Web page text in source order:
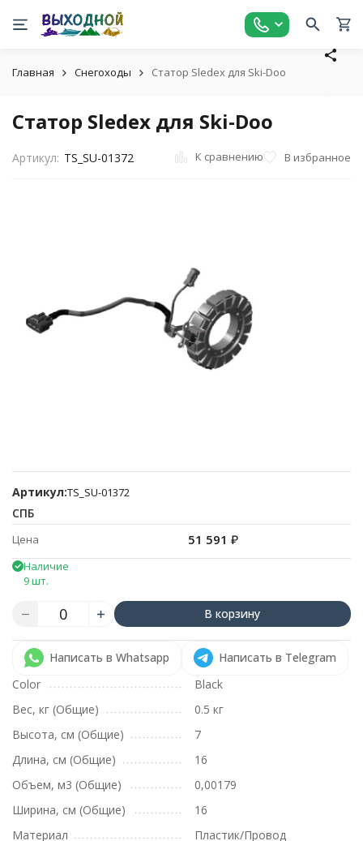
Главная Снегоходы Статор Sledex для Ski-Doo
Статор Sledex для Ski-Doo
Артикул: TS_SU-01372 К сравнению В избранное
Артикул:TS_SU-01372
СПБ
Цена 51 591 ₽
Наличие
9 шт.
В корзину
Написать в Whatsapp
Написать в Telegram
Color
Black
Вес, кг (Общие)
0.5 кг
Высота, см (Общие)
7
Длина, см (Общие)
16
Объем, м3 (Общие)
0,00179
Ширина, см (Общие)
16
Материал
Пластик/Провод